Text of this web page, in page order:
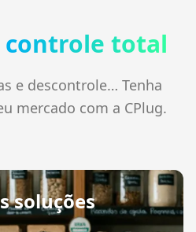
controle total
e descontrole… Tenha
mercado com a CPlug.
soluções